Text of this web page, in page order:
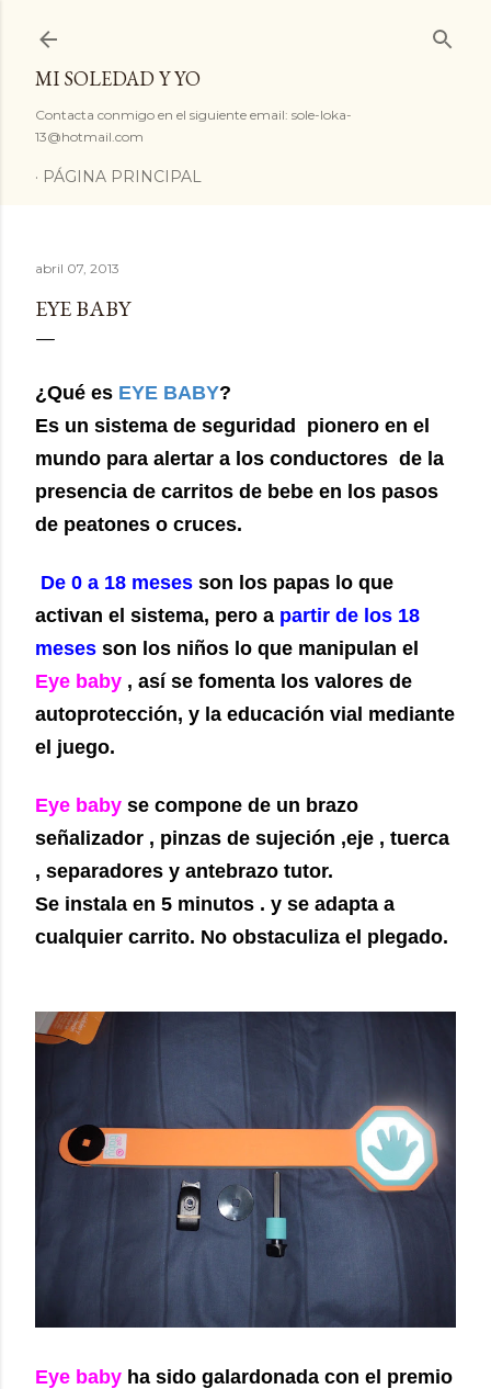
MI SOLEDAD Y YO
Contacta conmigo en el siguiente email: sole-loka-
13@hotmail.com
PÁGINA PRINCIPAL
abril 07, 2013
EYE BABY
¿Qué es EYE BABY?
Es un sistema de seguridad pionero en el
mundo para alertar a los conductores de la
presencia de carritos de bebe en los pasos
de peatones o cruces.
De 0 a 18 meses son los papas lo que
activan el sistema, pero a partir de los 18
meses son los niños lo que manipulan el
Eye baby , así se fomenta los valores de
autoprotección, y la educación vial mediante
el juego.
Eye baby se compone de un brazo
señalizador , pinzas de sujeción ,eje , tuerca
, separadores y antebrazo tutor.
Se instala en 5 minutos . y se adapta a
cualquier carrito. No obstaculiza el plegado.
Eye baby ha sido galardonada con el premio